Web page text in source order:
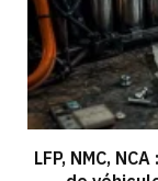
LFP, NMC,